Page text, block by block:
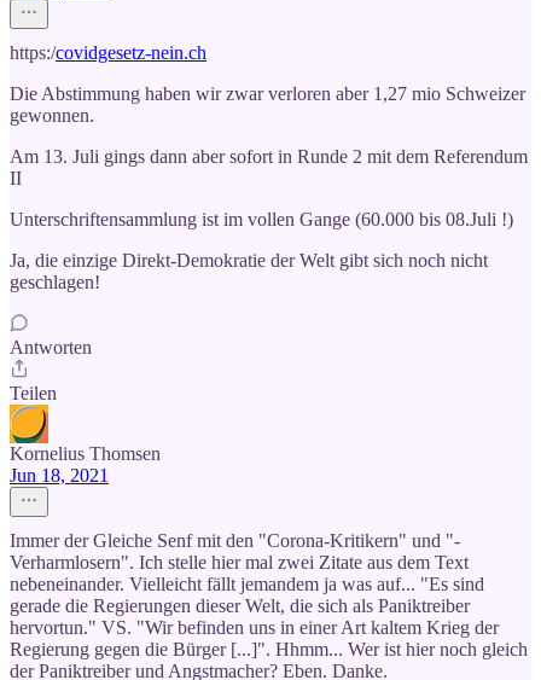
https:/covidgesetz-nein.ch
Die Abstimmung haben wir zwar verloren aber 1,27 mio Schweizer
gewonnen.
Am 13. Juli gings dann aber sofort in Runde 2 mit dem Referendum
II
Unterschriftensammlung ist im vollen Gange (60.000 bis 08.Juli !)
Ja, die einzige Direkt-Demokratie der Welt gibt sich noch nicht
geschlagen!
Antworten
Teilen
Kornelius Thomsen
Jun 18, 2021
Immer der Gleiche Senf mit den "Corona-Kritikern" und "-
Verharmlosern". Ich stelle hier mal zwei Zitate aus dem Text
nebeneinander. Vielleicht fällt jemandem ja was auf... "Es sind
gerade die Regierungen dieser Welt, die sich als Paniktreiber
hervortun." VS. "Wir befinden uns in einer Art kaltem Krieg der
Regierung gegen die Bürger [...]". Hhmm... Wer ist hier noch gleich
der Paniktreiber und Angstmacher? Eben. Danke.